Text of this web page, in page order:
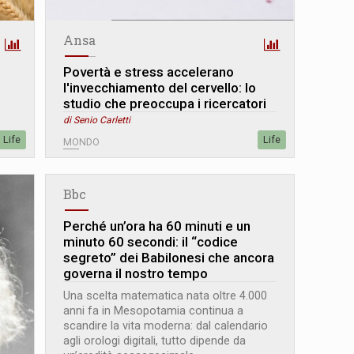
Life
Ansa
Povertà e stress accelerano
l'invecchiamento del cervello: lo
studio che preoccupa i ricercatori
di Senio Carletti
MONDO Life
Bbc
Perché un’ora ha 60 minuti e un
minuto 60 secondi: il “codice
segreto” dei Babilonesi che ancora
governa il nostro tempo
Una scelta matematica nata oltre 4.000
anni fa in Mesopotamia continua a
scandire la vita moderna: dal calendario
agli orologi digitali, tutto dipende da